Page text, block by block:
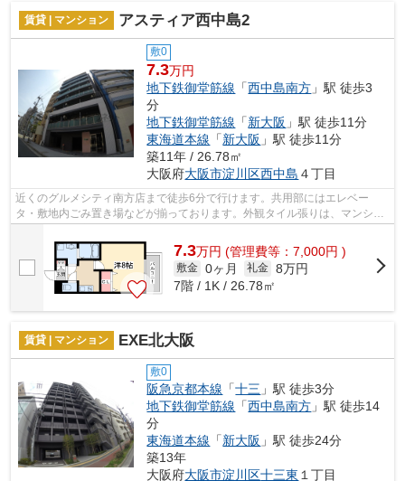
賃貸 | マンション アスティア西中島2
敷0
7.3万円
地下鉄御堂筋線 「西中島南方 」駅 徒歩3
分
地下鉄御堂筋線 「新大阪 」駅 徒歩11分
東海道本線 「新大阪 」駅 徒歩11分
築11年 / 26.78㎡
大阪府大阪市淀川区西中島 ４丁目
近くのグルメシティ南方店まで徒歩6分で行けます。共用部にはエレベー
タ・敷地内ごみ置き場などが揃っております。外観タイル張りは、マンショ
7.3万円 (管理費等：7,000円 )
敷金 0ヶ月 礼金 8万円
7階 / 1K / 26.78㎡
賃貸 | マンション EXE北大阪
敷0
阪急京都本線 「十三 」駅 徒歩3分
地下鉄御堂筋線 「西中島南方 」駅 徒歩14
分
東海道本線 「新大阪 」駅 徒歩24分
築13年
大阪府大阪市淀川区十三東 １丁目